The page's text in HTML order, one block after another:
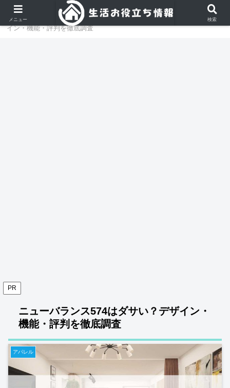
アパレル
ニューバランス574はダサい？デザ
イン・機能・評判を徹底調査
PR
ニューバランス574はダサい？デザイン・
機能・評判を徹底調査
アパレル
メニュー 検索